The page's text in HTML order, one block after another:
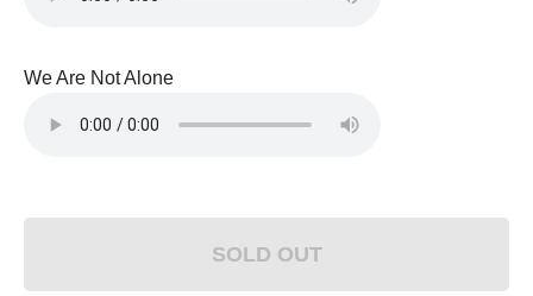
We Are Not Alone
SOLD OUT